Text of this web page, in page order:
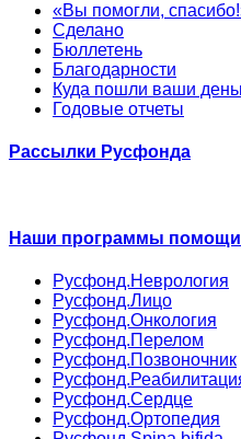
«Вы помогли,
Сделано
Бюллетень
Благодарности
Куда пошли ваши
Годовые отчеты
Рассылки Русфонда
Наши программы помощи
Русфонд.Неврология
Русфонд.Лицо
Русфонд.Онкология
Русфонд.Перелом
Русфонд.Позвоночник
Русфонд.Сердце
Русфонд.Ортопедия